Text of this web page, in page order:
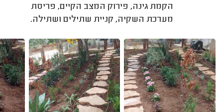
הקמת גינה, פירוק המצב הקיים, פריסת
מערכת השקיה, קניית שתילים ושתילה.